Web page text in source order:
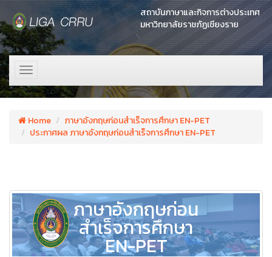
สถาบันภาษาและกิจการต่างประเทศ
มหาวิทยาลัยราชภัฏเชียงราย
Toggle
navigation
Home
ภาษาอังกฤษก่อนสำเร็จการศึกษา EN-PET
ประกาศผล ภาษาอังกฤษก่อนสำเร็จการศึกษา EN-PET
ภาษาอังกฤษก่อน
สำเร็จการศึกษา
EN-PET